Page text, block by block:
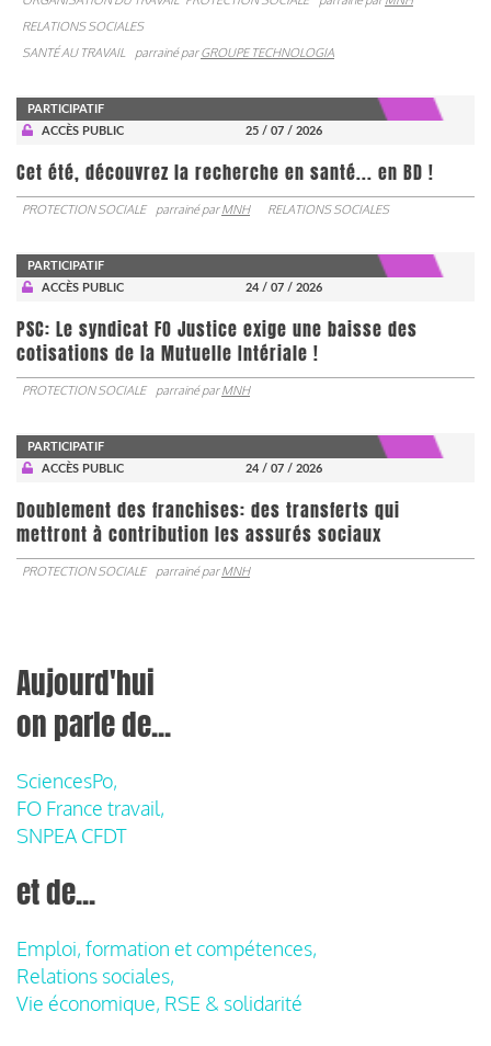
RELATIONS SOCIALES
SANTÉ AU TRAVAIL
parrainé parGROUPE TECHNOLOGIA
PARTICIPATIF
ACCÈS PUBLIC
25 / 07 / 2026
Cet été, découvrez la recherche en santé... en BD !
PROTECTION SOCIALE parrainé parMNH RELATIONS SOCIALES
PARTICIPATIF
ACCÈS PUBLIC
24 / 07 / 2026
PSC: Le syndicat FO Justice exige une baisse des
cotisations de la Mutuelle Intériale !
PROTECTION SOCIALE parrainé parMNH
PARTICIPATIF
ACCÈS PUBLIC
24 / 07 / 2026
Doublement des franchises: des transferts qui
mettront à contribution les assurés sociaux
PROTECTION SOCIALE parrainé parMNH
Aujourd'hui
on parle de...
SciencesPo,
FO France travail,
SNPEA CFDT
et de...
Emploi, formation et compétences,
Relations sociales,
Vie économique, RSE & solidarité